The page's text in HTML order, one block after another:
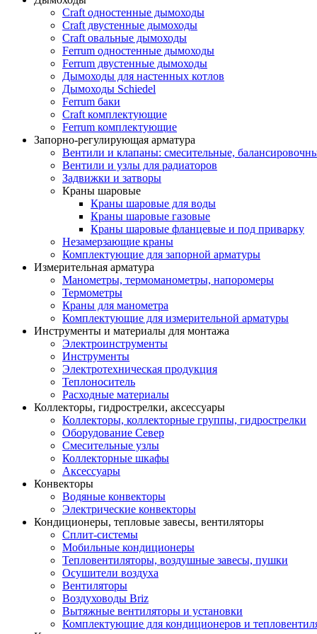
Craft одностенные дымоходы
Craft двустенные дымоходы
Craft овальные дымоходы
Ferrum одностенные дымоходы
Ferrum двустенные дымоходы
Дымоходы для настенных котлов
Дымоходы Schiedel
Ferrum баки
Craft комплектующие
Ferrum комплектующие
Запорно-регулирующая арматура
Вентили и клапаны: смесительные,
Вентили и узлы для радиаторов
Задвижки и затворы
Краны шаровые
Краны шаровые для воды
Краны шаровые газовые
Краны шаровые фланцевые и под приварку
Незамерзающие краны
Комплектующие для запорной арматуры
Измерительная арматура
Манометры, термоманометры, напоромеры
Термометры
Краны для манометра
Комплектующие для измерительной арматуры
Инструменты и материалы для монтажа
Электроинструменты
Инструменты
Электротехническая продукция
Теплоноситель
Расходные материалы
Коллекторы, гидрострелки, аксессуары
Коллекторы, коллекторные группы, гидрострелки
Оборудование Север
Смесительные узлы
Коллекторные шкафы
Аксессуары
Конвекторы
Водяные конвекторы
Электрические конвекторы
Кондиционеры, тепловые завесы, вентиляторы
Сплит-системы
Мобильные кондиционеры
Тепловентиляторы, воздушные завесы, пушки
Осушители воздуха
Вентиляторы
Воздуховоды Briz
Вытяжные вентиляторы и установки
Комплектующие для кондиционеров и